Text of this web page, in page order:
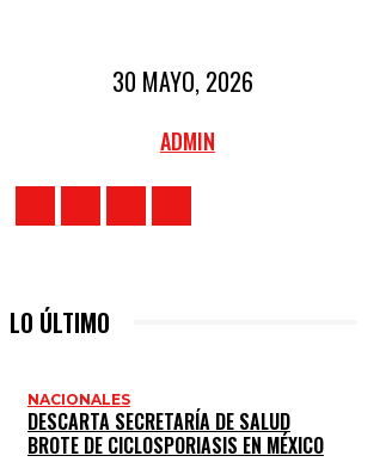
30 MAYO, 2026
ADMIN
LO ÚLTIMO
NACIONALES
DESCARTA SECRETARÍA DE SALUD
BROTE DE CICLOSPORIASIS EN MÉXICO